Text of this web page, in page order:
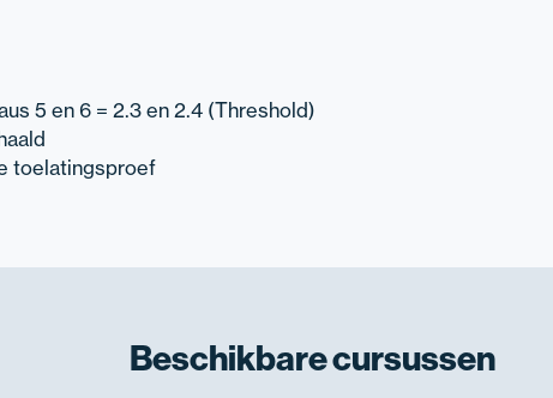
5 en 6 = 2.3 en 2.4 (Threshold)
toelatingsproef
Beschikbarecursussen